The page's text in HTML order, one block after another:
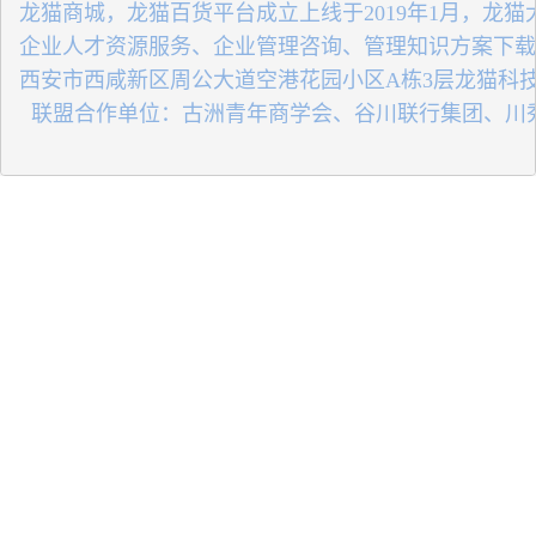
龙猫商城，龙猫百货平台成立上线于2019年1月，龙
企业人才资源服务、企业管理咨询、管理知识方案下
西安市西咸新区周公大道空港花园小区A栋3层龙猫科
联盟合作单位：古洲青年商学会、谷川联行集团、川